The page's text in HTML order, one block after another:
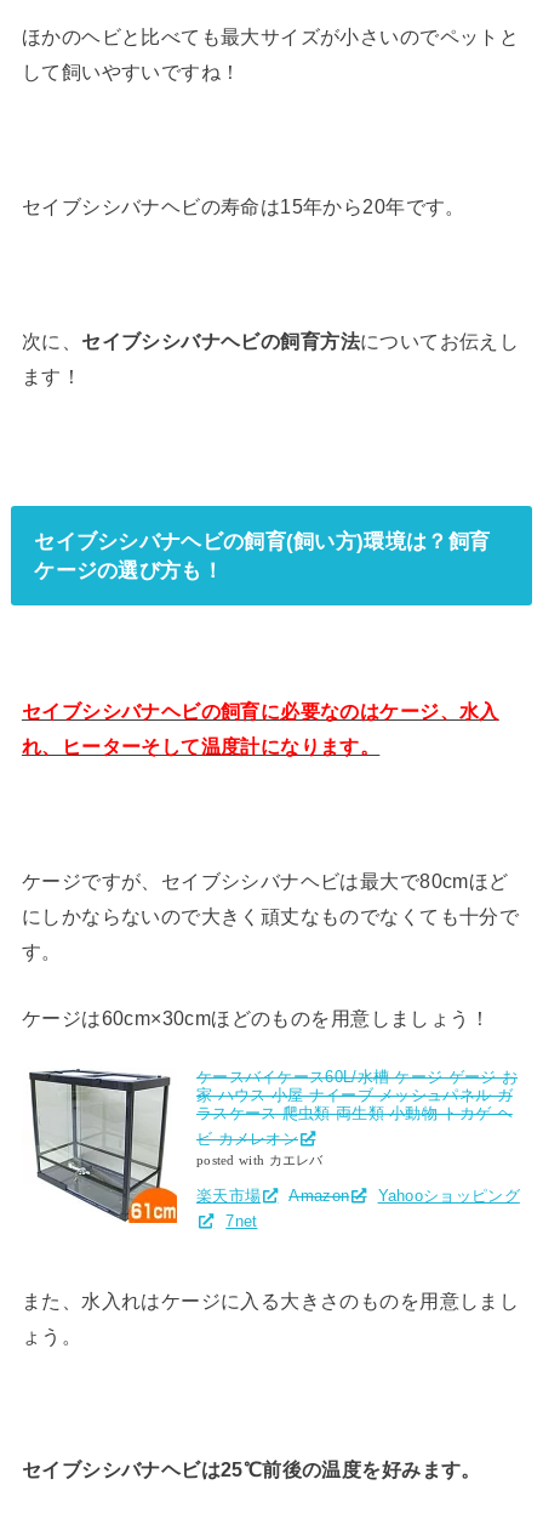
ほかのヘビと比べても最大サイズが小さいのでペットと
して飼いやすいですね！
セイブシシバナヘビの寿命は15年から20年です。
次に、 セイブシシバナヘビの飼育方法についてお伝えし
ます！
セイブシシバナヘビの飼育(飼い方)環境は？飼育
ケージの選び方も！
セイブシシバナヘビの飼育に必要なのはケージ、水入
れ、ヒーターそして温度計になります。
ケージですが、セイブシシバナヘビは最大で80cmほど
にしかならないので大きく頑丈なものでなくても十分で
す。
ケージは60cm×30cmほどのものを用意しましょう！
ケースバイケース60L/水槽 ケージ ゲージ お
家 ハウス 小屋 ナイーブ メッシュパネル ガ
ラスケース 爬虫類 両生類 小動物 トカゲ ヘ
ビ カメレオン
posted with カエレバ
楽天市場 Amazon
Yahooショッピング
7net
また、水入れはケージに入る大きさのものを用意しまし
ょう。
セイブシシバナヘビは25℃前後の温度を好みます。